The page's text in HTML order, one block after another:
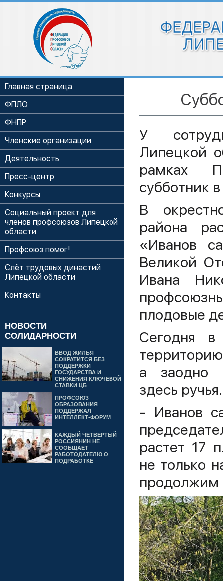
Главная страница
ФПЛО
ФНПР
Членские организации
Деятельность
Пресс-центр
Конкурсы
Социальный проект для
членов профсоюзов Липецкой
области
Профсоюз помог!
Слёт трудовых династий
Липецкой области
Контакты
НОВОСТИ
СОЛИДАРНОСТИ
ВВОД ЖИЛЬЯ
СОКРАТИТСЯ БЕЗ
ПОДДЕРЖКИ
ГОСУДАРСТВА И
СНИЖЕНИЯ КЛЮЧЕВОЙ
СТАВКИ ЦБ
ПРОФСОЮЗ
ОБРАЗОВАНИЯ
ПОДДЕРЖАЛ
ИНТЕЛЛЕКТ-ФОРУМ
КАЖДЫЙ ЧЕТВЕРТЫЙ
РОССИЯНИН НЕ
СООБЩАЕТ
РАБОТОДАТЕЛЮ О
ПОДРАБОТКЕ
У
Липецкой
рамках
субботник
В
района
«Иванов
Великой
Ивана
плодовые
Сегодня в
а заодно
здесь ручья.
- Иванов
растет 17
не только
продолжим